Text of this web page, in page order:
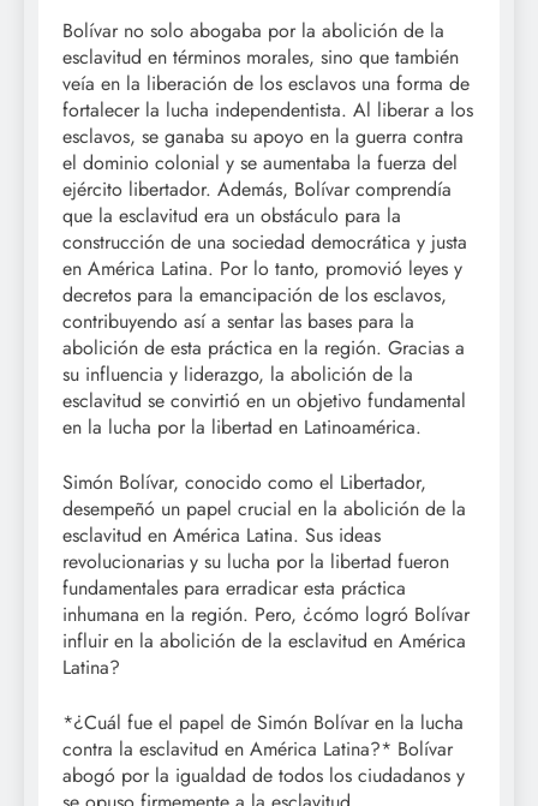
Bolívar no solo abogaba por la abolición de la
esclavitud en términos morales, sino que también
veía en la liberación de los esclavos una forma de
fortalecer la lucha independentista. Al liberar a los
esclavos, se ganaba su apoyo en la guerra contra
el dominio colonial y se aumentaba la fuerza del
ejército libertador. Además, Bolívar comprendía
que la esclavitud era un obstáculo para la
construcción de una sociedad democrática y justa
en América Latina. Por lo tanto, promovió leyes y
decretos para la emancipación de los esclavos,
contribuyendo así a sentar las bases para la
abolición de esta práctica en la región. Gracias a
su influencia y liderazgo, la abolición de la
esclavitud se convirtió en un objetivo fundamental
en la lucha por la libertad en Latinoamérica.
Simón Bolívar, conocido como el Libertador,
desempeñó un papel crucial en la abolición de la
esclavitud en América Latina. Sus ideas
revolucionarias y su lucha por la libertad fueron
fundamentales para erradicar esta práctica
inhumana en la región. Pero, ¿cómo logró Bolívar
influir en la abolición de la esclavitud en América
Latina?
*¿Cuál fue el papel de Simón Bolívar en la lucha
contra la esclavitud en América Latina?* Bolívar
abogó por la igualdad de todos los ciudadanos y